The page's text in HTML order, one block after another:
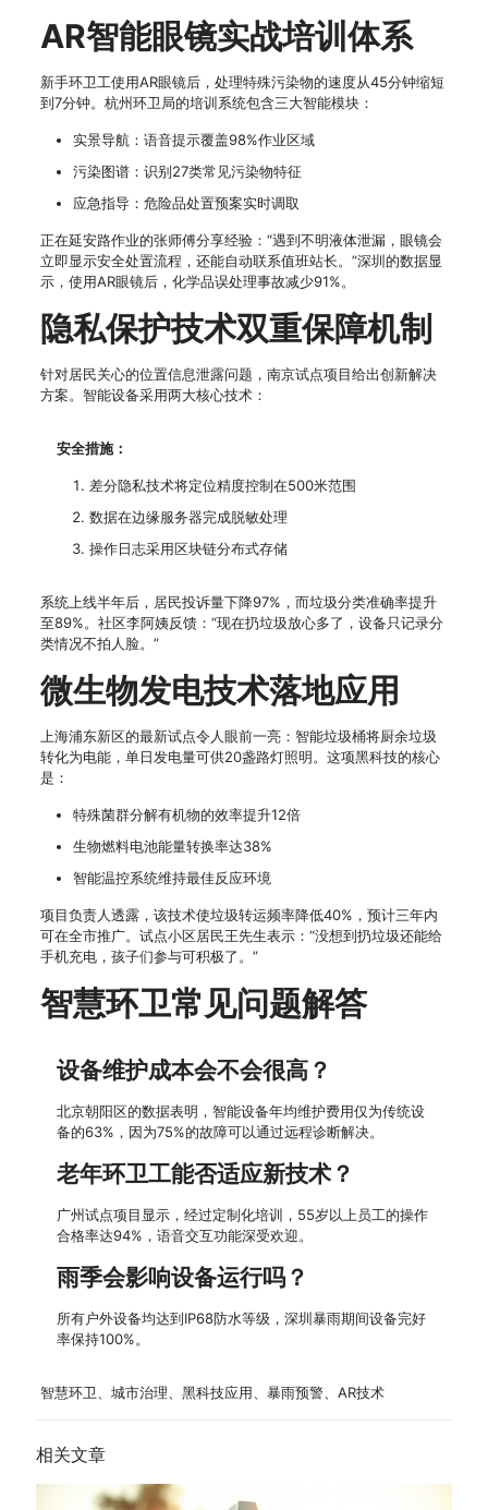
AR智能眼镜实战培训体系
新手环卫工使用AR眼镜后，处理特殊污染物的速度从45分钟缩短
到7分钟。杭州环卫局的培训系统包含三大智能模块：
实景导航：语音提示覆盖98%作业区域
污染图谱：识别27类常见污染物特征
应急指导：危险品处置预案实时调取
正在延安路作业的张师傅分享经验：“遇到不明液体泄漏，眼镜会
立即显示安全处置流程，还能自动联系值班站长。”深圳的数据显
示，使用AR眼镜后，化学品误处理事故减少91%。
隐私保护技术双重保障机制
针对居民关心的位置信息泄露问题，南京试点项目给出创新解决
方案。智能设备采用两大核心技术：
安全措施：
差分隐私技术将定位精度控制在500米范围
数据在边缘服务器完成脱敏处理
操作日志采用区块链分布式存储
系统上线半年后，居民投诉量下降97%，而垃圾分类准确率提升
至89%。社区李阿姨反馈：“现在扔垃圾放心多了，设备只记录分
类情况不拍人脸。”
微生物发电技术落地应用
上海浦东新区的最新试点令人眼前一亮：智能垃圾桶将厨余垃圾
转化为电能，单日发电量可供20盏路灯照明。这项黑科技的核心
是：
特殊菌群分解有机物的效率提升12倍
生物燃料电池能量转换率达38%
智能温控系统维持最佳反应环境
项目负责人透露，该技术使垃圾转运频率降低40%，预计三年内
可在全市推广。试点小区居民王先生表示：“没想到扔垃圾还能给
手机充电，孩子们参与可积极了。”
智慧环卫常见问题解答
设备维护成本会不会很高？
北京朝阳区的数据表明，智能设备年均维护费用仅为传统设
备的63%，因为75%的故障可以通过远程诊断解决。
老年环卫工能否适应新技术？
广州试点项目显示，经过定制化培训，55岁以上员工的操作
合格率达94%，语音交互功能深受欢迎。
雨季会影响设备运行吗？
所有户外设备均达到IP68防水等级，深圳暴雨期间设备完好
率保持100%。
智慧环卫、城市治理、黑科技应用、暴雨预警、AR技术
相关文章